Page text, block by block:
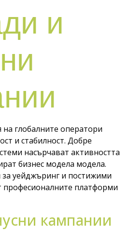
и
глобалните оператори
и стабилност. Добре
насърчават активността
бизнес модела модела.
за уейджъринг и постижими
платформи
кампании